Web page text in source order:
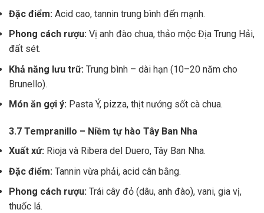
Đặc điểm: Acid cao, tannin trung bình đến mạnh.
Phong cách rượu: Vị anh đào chua, thảo mộc Địa Trung Hải,
đất sét.
Khả năng lưu trữ: Trung bình – dài hạn (10–20 năm cho
Brunello).
Món ăn gợi ý: Pasta Ý, pizza, thịt nướng sốt cà chua.
3.7 Tempranillo – Niềm tự hào Tây Ban Nha
Xuất xứ: Rioja và Ribera del Duero, Tây Ban Nha.
Đặc điểm: Tannin vừa phải, acid cân bằng.
Phong cách rượu: Trái cây đỏ (dâu, anh đào), vani, gia vị,
thuốc lá.